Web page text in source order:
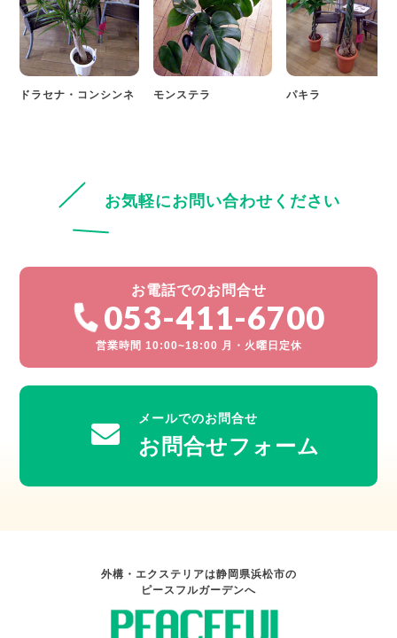
ドラセナ・コンシンネ モンステラ パキラ
お気軽にお問い合わせください
お電話でのお問合せ
053-411-6700
営業時間 10:00~18:00 月・火曜日定休
メールでのお問合せ
お問合せフォーム
外構・エクステリアは静岡県浜松市の
ピースフルガーデンへ